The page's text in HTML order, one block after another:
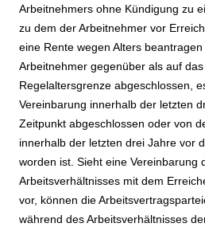
Arbeitnehmers ohne Kündigung zu
zu dem der Arbeitnehmer vor
eine Rente wegen Alters
Arbeitnehmer gegenüber als auf
Regelaltersgrenze abgeschlossen,
Vereinbarung innerhalb der letzten
Zeitpunkt abgeschlossen oder von
innerhalb der letzten drei Jahre vor
worden ist. Sieht eine Vereinbarung
Arbeitsverhältnisses mit dem
vor, können die
während des Arbeitsverhältnisses